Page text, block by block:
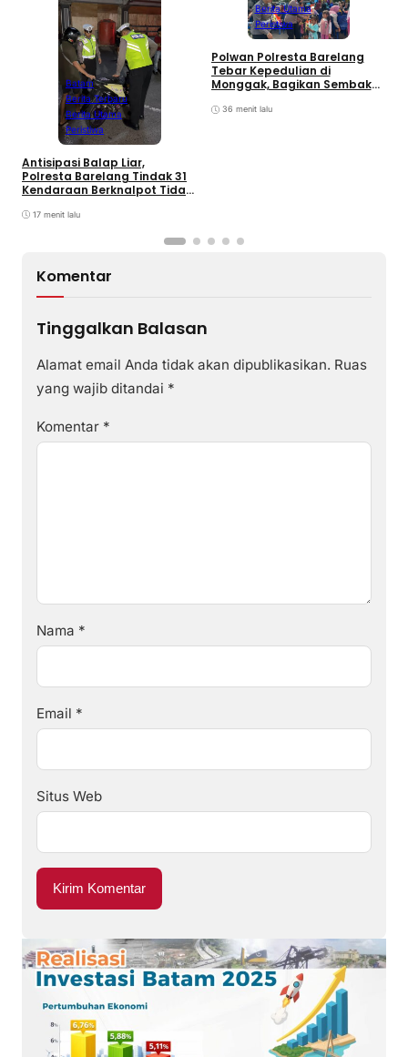
Batam
Berita Terbaru
Berita Utama
Peristiwa
Antisipasi Balap Liar,
Polresta Barelang Tindak 31
Kendaraan Berknalpot Tidak
17 menit lalu
Berita Utama
Peristiwa
Polwan Polresta Barelang
Tebar Kepedulian di
Monggak, Bagikan Sembako
36 menit lalu
Komentar
Tinggalkan Balasan
Alamat email Anda tidak akan dipublikasikan. Ruas
yang wajib ditandai *
Komentar *
Nama *
Email *
Situs Web